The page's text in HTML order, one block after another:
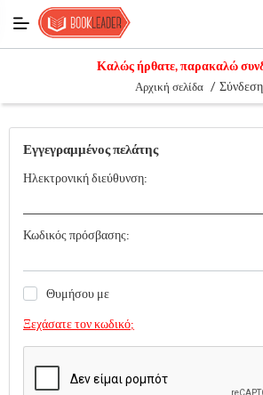
Καλώς ήρθατε, παρακαλώ
Αρχική σελίδα / Σύνδεση
Εγγεγραμμένος πελάτης
Ηλεκτρονική διεύθυνση:
Κωδικός πρόσβασης:
Θυμήσου με
Ξεχάσατε τον κωδικό;